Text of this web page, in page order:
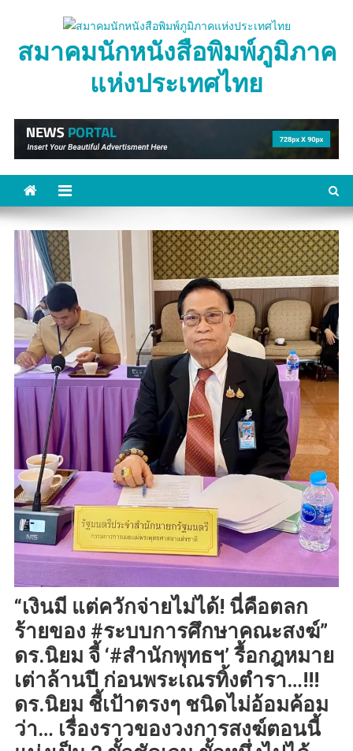
contentสมาคมนักหนังสือพิมพ์ภูมิภาค
แห่งประเทศไทย
“เงินมี แต่ควักจ่ายไม่ได้! นี่คือตลก
ร้ายของ #ระบบการศึกษาคณะสงฆ์”
ดร.นิยม จี้ ‘#สำนักพุทธฯ’ รื้อกฎหมาย
เต่าล้านปี ก่อนพระเณรทิ้งตำรา…!!!
ดร.นิยม ชี้เป้าตรงๆ ชนิดไม่อ้อมค้อม
ว่า… เรื่องราวของวงการสงฆ์ตอนนี้